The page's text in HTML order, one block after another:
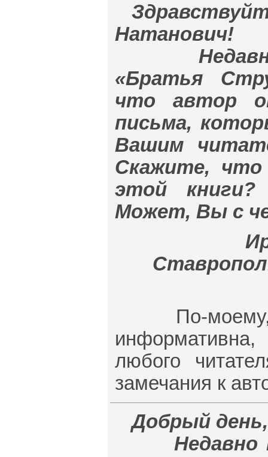
Натанович!
Недавно
«Братья
что автор
письма,
Вашим
Скажите,
этой
Может, Вы с
По-моему,
любого
замечания к
Добрый
Недавно